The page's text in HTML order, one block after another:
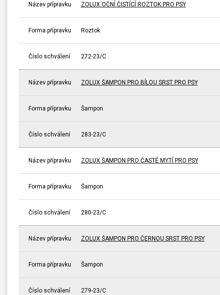
Název přípravku ZOLUX OČNÍ ČISTÍCÍ ROZTOK PRO PSY
Forma přípravku Roztok
Číslo schválení 272-23/C
Název přípravku ZOLUX ŠAMPON PRO BÍLOU SRST PRO PSY
Forma přípravku Šampon
Číslo schválení 283-23/C
Název přípravku ZOLUX ŠAMPON PRO ČASTÉ MYTÍ PRO PSY
Forma přípravku Šampon
Číslo schválení 280-23/C
Název přípravku ZOLUX ŠAMPON PRO ČERNOU SRST PRO PSY
Forma přípravku Šampon
Číslo schválení 279-23/C